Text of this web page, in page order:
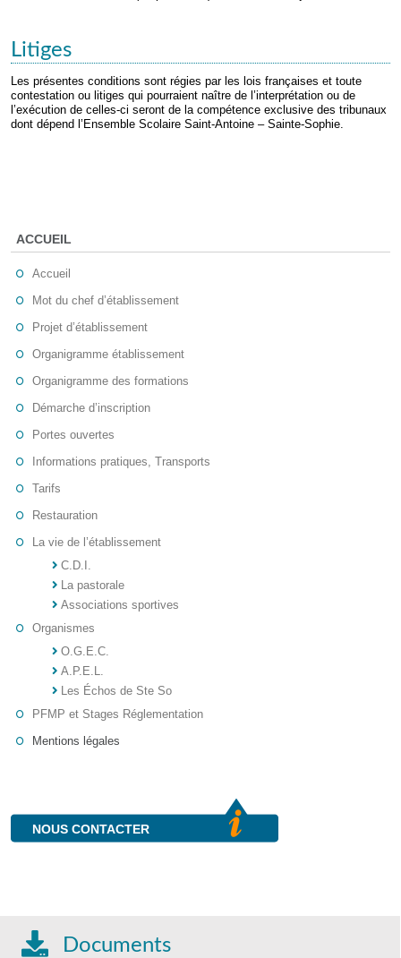
Litiges
Les présentes conditions sont régies par les lois françaises et toute
contestation ou litiges qui pourraient naître de l’interprétation ou de
l’exécution de celles-ci seront de la compétence exclusive des tribunaux
dont dépend l’Ensemble Scolaire Saint-Antoine – Sainte-Sophie.
ACCUEIL
Accueil
Mot du chef d’établissement
Projet d’établissement
Organigramme établissement
Organigramme des formations
Démarche d’inscription
Portes ouvertes
Informations pratiques, Transports
Tarifs
Restauration
La vie de l’établissement
C.D.I.
La pastorale
Associations sportives
Organismes
O.G.E.C.
A.P.E.L.
Les Échos de Ste So
PFMP et Stages Réglementation
Mentions légales
NOUS CONTACTER
Documents